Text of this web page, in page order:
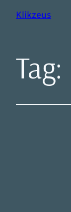
Klikzeus
Tag: